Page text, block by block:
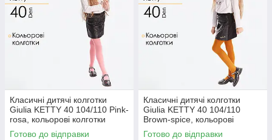
Класичні дитячі колготки
Giulia KETTY 40 104/110 Pink-
rosa, кольорові колготки
Готово до відправки
Класичні дитячі колготки
Giulia KETTY 40 104/110
Brown-spice, кольорові
колготки
Готово до відправки